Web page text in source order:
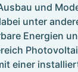
und
unter
Energien
einer